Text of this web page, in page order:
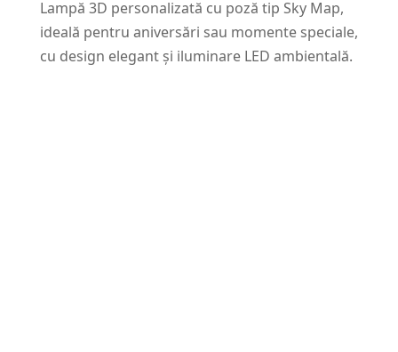
Lampă 3D personalizată cu poză tip Sky Map,
ideală pentru aniversări sau momente speciale,
cu design elegant și iluminare LED ambientală.